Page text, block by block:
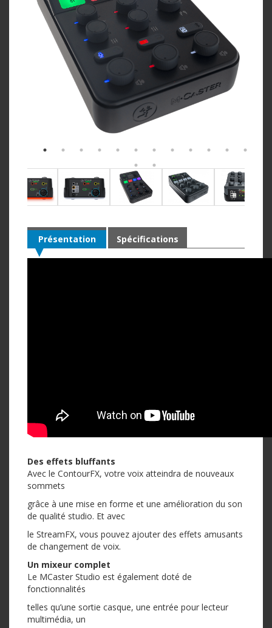
Présentation
Des effets bluffants
Avec le ContourFX, votre voix atteindra de nouveaux
sommets
grâce à une mise en forme et une amélioration du son
de qualité studio. Et avec
le StreamFX, vous pouvez ajouter des effets amusants
de changement de voix.
Un mixeur complet
Le MCaster Studio est également doté de
fonctionnalités
telles qu’une sortie casque, une entrée pour lecteur
multimédia, un
Spécifications